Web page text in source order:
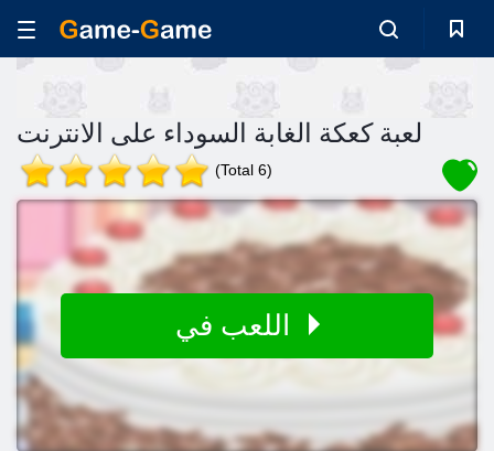
لعبة كعكة الغابة السوداء على الانترنت
(Total 6)